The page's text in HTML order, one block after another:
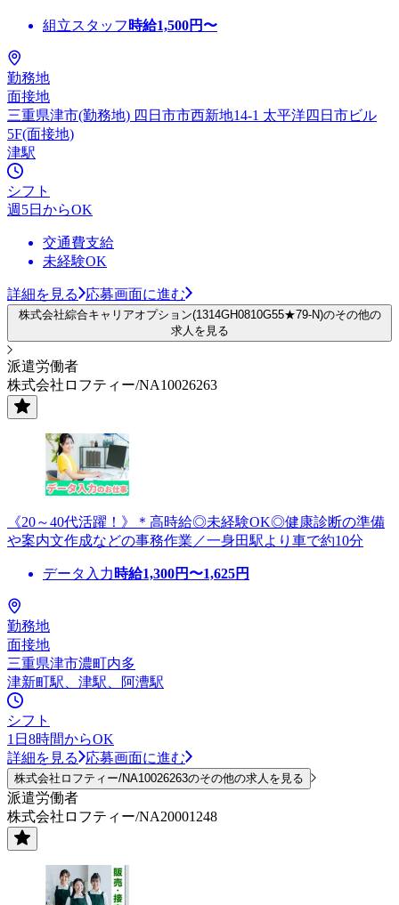
組立スタッフ 時給1,500円〜
勤務地
面接地
三重県津市(勤務地) 四日市市西新地14-1 太平洋四日市ビル
5F(面接地)
津駅
シフト
週5日からOK
交通費支給
未経験OK
詳細を見る 応募画面に進む
株式会社綜合キャリアオプション(1314GH0810G55★79-N)のその他の
求人を見る
派遣労働者
株式会社ロフティー/NA10026263
《20～40代活躍！》＊高時給◎未経験OK◎健康診断の準備
や案内文作成などの事務作業／一身田駅より車で約10分
データ入力 時給1,300円〜1,625円
勤務地
面接地
三重県津市濃町内多
津新町駅、津駅、阿漕駅
シフト
1日8時間からOK
詳細を見る
応募画面に進む
株式会社ロフティー/NA10026263のその他の求人を見る
派遣労働者
株式会社ロフティー/NA20001248